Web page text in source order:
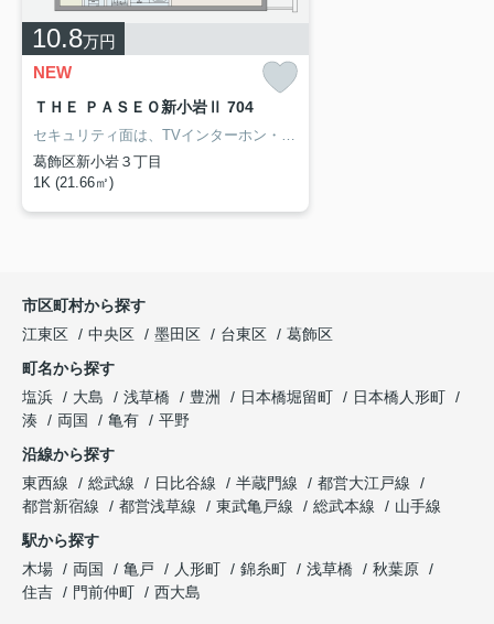
10.8万円
NEW
ＴＨＥ ＰＡＳＥＯ新小岩Ⅱ 704
葛飾区新小岩３丁目
1K (21.66㎡)
市区町村から探す
江東区
中央区 墨田区 台東区
葛飾区
町名から探す
塩浜
大島 浅草橋 豊洲 日本橋堀留町
日本橋人形町
湊
両国 亀有
平野
沿線から探す
東西線
総武線 日比谷線 半蔵門線
都営大江戸線
都営新宿線
都営浅草線 東武亀戸線 総武本線
山手線
駅から探す
木場
両国 亀戸 人形町 錦糸町 浅草橋
秋葉原
住吉
門前仲町 西大島